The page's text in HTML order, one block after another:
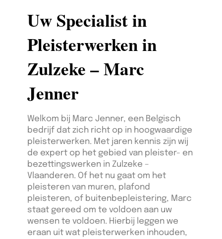
Uw Specialist in
Pleisterwerken in
Zulzeke – Marc
Jenner
Welkom bij Marc Jenner, een Belgisch
bedrijf dat zich richt op in hoogwaardige
pleisterwerken. Met jaren kennis zijn wij
de expert op het gebied van pleister- en
bezettingswerken in Zulzeke –
Vlaanderen. Of het nu gaat om het
pleisteren van muren, plafond
pleisteren, of buitenbepleistering, Marc
staat gereed om te voldoen aan uw
wensen te voldoen. Hierbij leggen we
eraan uit wat pleisterwerken inhouden,